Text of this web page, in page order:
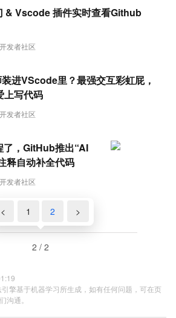
发者社区
Vscode 插件实时查看Github
发者社区
进VScode里？最强交互彩虹屁，
上写代码
发者社区
，GitHub推出“AI
释自动补全代码
< 1 2 >
2 / 2
擎基于机器学习所生成，如有任何问题，可在页
沟通。